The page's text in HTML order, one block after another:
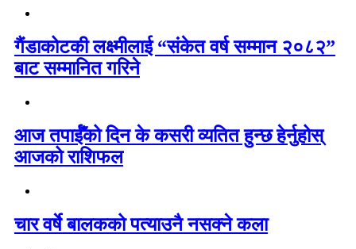
गैंडाकोटकी लक्ष्मीलाई “संकेत वर्ष सम्मान २०८२”
बाट सम्मानित गरिने
आज तपाईँको दिन के कसरी व्यतित हुन्छ हेर्नुहोस्
आजको राशिफल
चार वर्षे बालकको पत्याउनै नसक्ने कला